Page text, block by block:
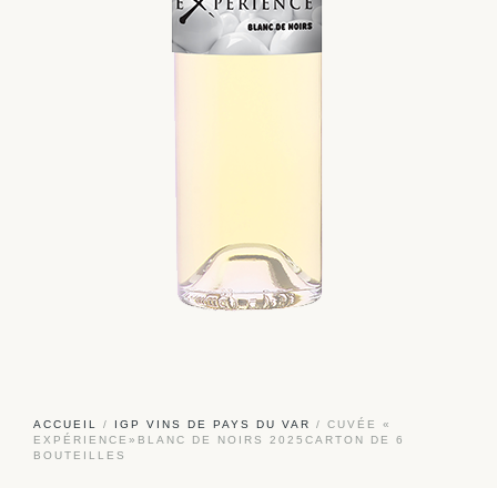
ACCUEIL / IGP VINS DE PAYS DU VAR
/ CUVÉE «
EXPÉRIENCE»BLANC DE NOIRS 2025CARTON DE 6
BOUTEILLES